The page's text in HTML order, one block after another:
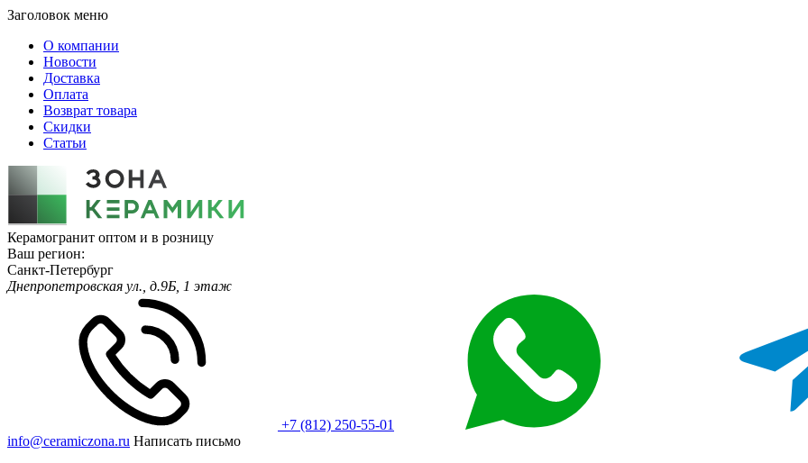
Заголовок меню
О компании
Новости
Доставка
Оплата
Возврат товара
Скидки
Статьи
Керамогранит оптом и в розницу
Ваш регион:
Санкт-Петербург
Днепропетровская ул., д.9Б, 1 этаж
+7 (812) 250-55-01
info@ceramiczona.ru Написать письмо